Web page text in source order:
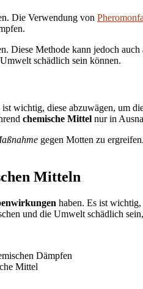
Die Verwendung von
Diese Methode kann jedoch auch
schädlich sein können.
ist wichtig, diese abzuwägen, um
chemische Mittel nur in
gegen Motten zu
Mitteln
haben. Es ist
und die Umwelt schädlich
Dämpfen
Mittel